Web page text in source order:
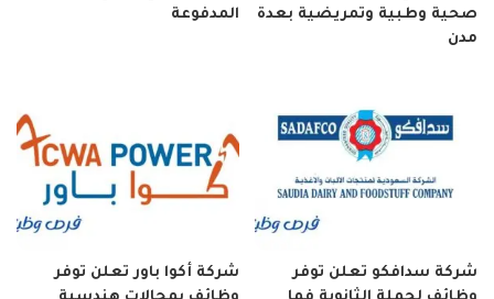
صحية وطبية وتمريضية بعدة
مدن
المدفوعة
شركة سدافكو تعلن توفر
شركة أكوا باور تعلن توفر